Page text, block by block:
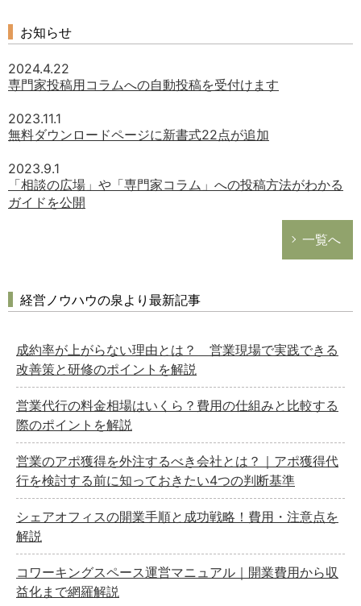
お知らせ
2024.4.22
専門家投稿用コラムへの自動投稿を受付けます
2023.11.1
無料ダウンロードページに新書式22点が追加
2023.9.1
「相談の広場」や「専門家コラム」への投稿方法がわかる
ガイドを公開
一覧へ
経営ノウハウの泉より最新記事
成約率が上がらない理由とは？ 営業現場で実践できる
改善策と研修のポイントを解説
営業代行の料金相場はいくら？費用の仕組みと比較する
際のポイントを解説
営業のアポ獲得を外注するべき会社とは？｜アポ獲得代
行を検討する前に知っておきたい4つの判断基準
シェアオフィスの開業手順と成功戦略！費用・注意点を
解説
コワーキングスペース運営マニュアル｜開業費用から収
益化まで網羅解説